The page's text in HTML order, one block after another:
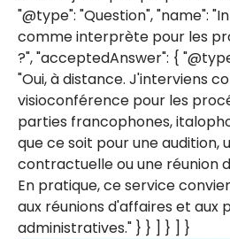
"@type": "Question", "name":
comme interprète pour les
?", "acceptedAnswer": {
"Oui, à distance. J'interviens
visioconférence pour les
parties francophones,
que ce soit pour une audition,
contractuelle ou une réunion
En pratique, ce service
aux réunions d'affaires et aux
administratives." } } ] } ] }